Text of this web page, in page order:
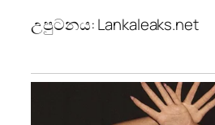
උපුටනය: Lankaleaks.net